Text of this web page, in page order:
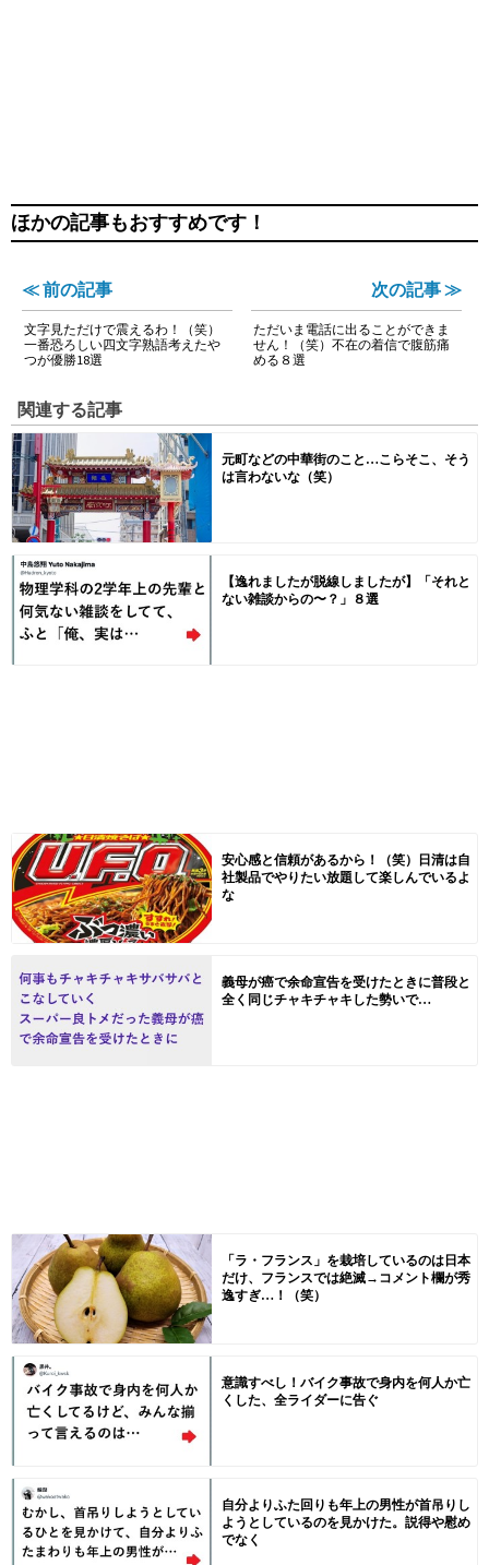
ほかの記事もおすすめです！
≪ 前の記事
文字見ただけで震えるわ！（笑）
一番恐ろしい四文字熟語考えたや
つが優勝18選
次の記事 ≫
ただいま電話に出ることができま
せん！（笑）不在の着信で腹筋痛
める８選
関連する記事
元町などの中華街のこと…こらそこ、そう
は言わないな（笑）
【逸れましたが脱線しましたが】「それと
ない雑談からの〜？」８選
安心感と信頼があるから！（笑）日清は自
社製品でやりたい放題して楽しんでいるよ
な
義母が癌で余命宣告を受けたときに普段と
全く同じチャキチャキした勢いで…
「ラ・フランス」を栽培しているのは日本
だけ、フランスでは絶滅→コメント欄が秀
逸すぎ…！（笑）
意識すべし！バイク事故で身内を何人か亡
くした、全ライダーに告ぐ
自分よりふた回りも年上の男性が首吊りし
ようとしているのを見かけた。説得や慰め
でなく